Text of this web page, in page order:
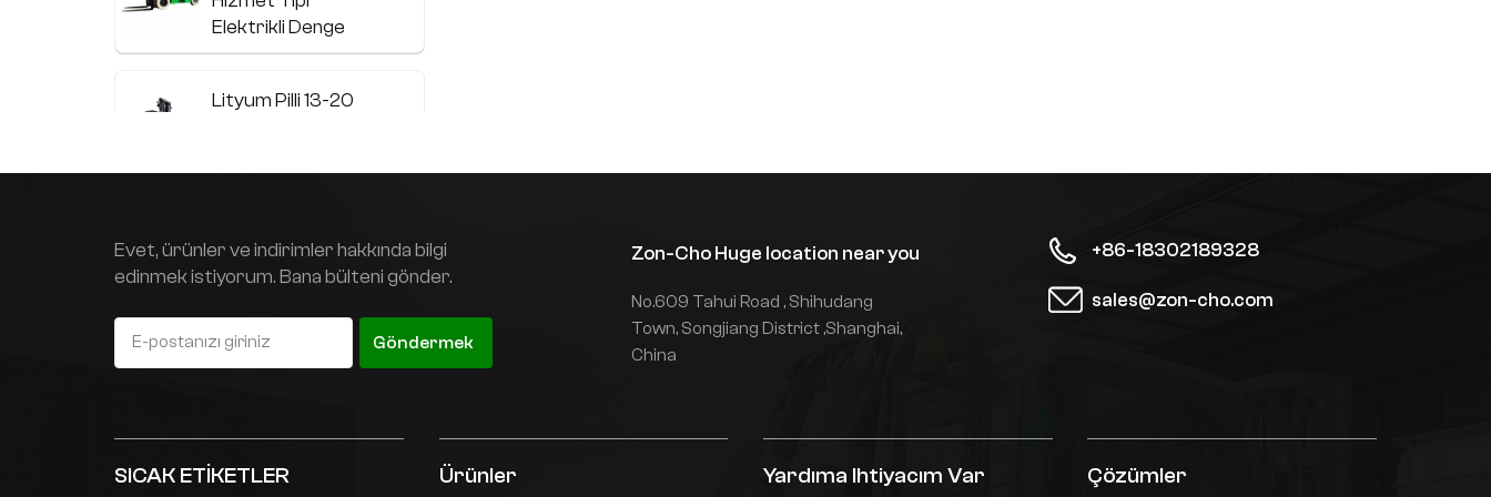
Elektrikli Denge
Ağırlıklı Forklift
Lityum Pilli 13-20
elektrikli denge
ağırlıklı forklift
Standart dışı
kamyonu
1,5 ton ile 3,0 ton
Evet, ürünler ve indirimler hakkında bilgi
edinmek istiyorum. Bana bülteni gönder.
Göndermek
Zon-Cho Huge location near you
No.609 Tahui Road , Shihudang
Town, Songjiang District ,Shanghai,
China
+86-18302189328
sales@zon-cho.com
SICAK ETİKETLER Ürünler Yardıma Ihtiyacım Var Çözümler